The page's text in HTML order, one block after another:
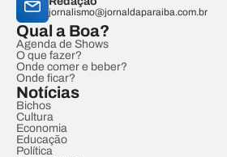
jornalismo@jornaldaparaiba.com.br
Qual a Boa?
Agenda de Shows
O que fazer?
Onde comer e beber?
Onde ficar?
Notícias
Bichos
Cultura
Economia
Educação
Política